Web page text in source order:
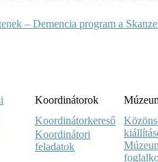
– Demencia program a
Koordinátorok
Koordinátorkereső
Koordinátori
feladatok